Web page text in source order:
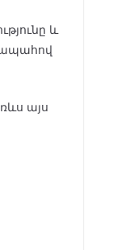
և
ապահով
այս